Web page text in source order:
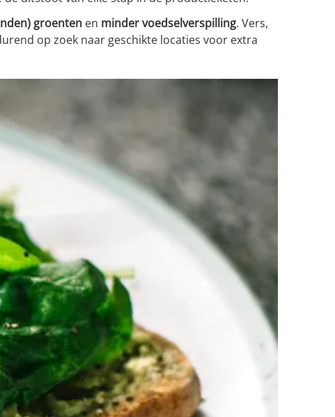
groenten en minder voedselverspilling. Vers,
op zoek naar geschikte locaties voor extra